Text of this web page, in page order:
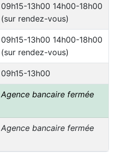
09h15-13h00 14h00-18h00
(sur rendez-vous)
09h15-13h00 14h00-18h00
(sur rendez-vous)
09h15-13h00
Agence bancaire fermée
Agence bancaire fermée